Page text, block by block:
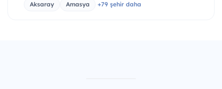
Aksaray
Amasya +79 şehir daha